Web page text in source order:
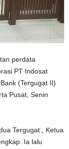
perdata
PT Indosat
(Tergugat II)
Pusat, Senin
Tergugat , Ketua
Ia lalu